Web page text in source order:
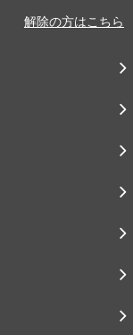
解除の方はこちら